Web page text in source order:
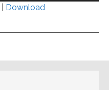
Download